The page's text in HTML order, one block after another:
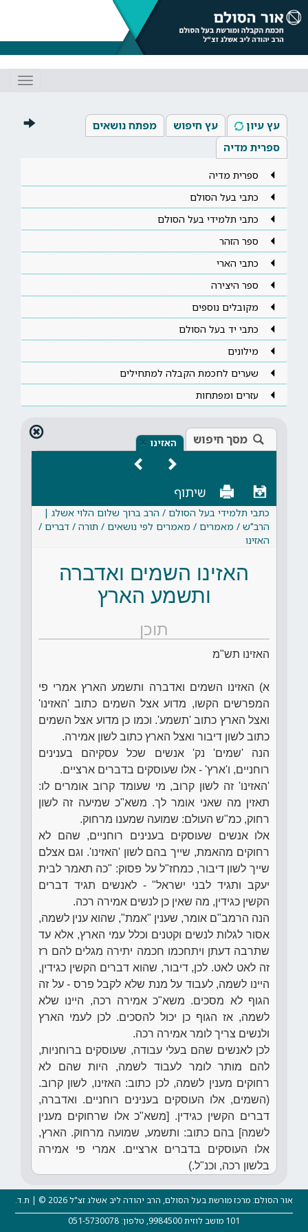
עץ עיון עץ חיפוש
מפתח נושאים
ספרית מדיה
ספרית מדיה
כתבי בעל הסולם
כתבי תלמידי בעל הסולם
ספר הזהר
כתבי הארי
ספר היצירה
מקובלים נוספים
כתבי יד בעל הסולם
מילונים
שערים לחכמת הקבלה למתחילים
עזרים ומפתחות
מסך חיפוש האזינו ×
שיתוף
כתבי תלמידי בעל הסולם / הרב ברוך שלום הלוי אשלג |
הרב"ש / מאמרים / מאמרים לפי נושאים / תורה / דברים /
האזינו
האזינו השמים ואדברה
ותשמע הארץ
תוכן
האזינו תש"מ
א) האזינו השמים ואדברה ותשמע הארץ אמרי פי
המפרשים הקשו, מדוע אצל השמים כתוב 'האזינו'
ואצל הארץ כתוב 'תשמע'. וכמו כן מדוע אצל השמים
כתוב לשון דיבור ואצל הארץ כתוב לשון אמירה.
הנה 'שמים' נק' אנשים שכל עסקיהם בענינים
רוחניים, ו'ארץ' - אלו שעוסקים בדברים ארציים.
'האזינו' זה לשון קרוב, מי שעומד קרוב אומרים לו:
תאזין מה שאני אומר לך. משא"כ שמיעה זה לשון
רחוק, כמ"ש העולם: שמועה שמענו מרחוק.
אלו אנשים שעוסקים בענינים רוחניים, שהם לא
רחוקים מהאמת, שייך בהם לשון 'האזינו'. וגם אצלם
שייך לשון דיבור, כמחז"ל על פסוק: "כה תאמר לבית
יעקב ותגיד לבני ישראל" - לאנשים תגיד דברים
הקשין כגידין, מה שאין כן לנשים אמירה רכה.
הנה הרמב"ם אומר, שענין "אמת", שהוא ענין לשמה,
אסור לגלות לנשים וקטנים וכלל עמי הארץ, אלא עד
שתרבה דעתן ויתחכמו חכמה יתירה מגלים להם רז
זה לאט לאט. לכן, דיבור, שהוא דברים הקשין כגידין,
היינו לשמה, לעבוד על מנת שלא לקבל פרס - על זה
הגוף לא מסכים. משא"כ אמירה רכה, היינו שלא
לשמה, אז הגוף כן יכול להסכים. לכן לעמי הארץ
ולנשים צריך לומר אמירה רכה.
לכן לאנשים שהם בעלי עבודה, שעוסקים ברוחניות,
להם מותר לומר לעבוד לשמה, היות שהם לא
רחוקים מענין לשמה, לכן כתוב: האזינו, לשון קרוב.
(השמים, אלו העוסקים בענינים רוחניים. ואדברה,
דברים הקשין כגידין. [משא"כ אלו שרחוקים מענין
לשמה] בהם כתוב: ותשמע, שמועה מרחוק. הארץ,
אלו העוסקים בדברים ארציים. אמרי פי אמירה
בלשון רכה, וכנ"ל.)
אור הסולם: מרכז מורשת בעל הסולם, הרב יהודה ליב אשלג זצ"ל 2026 © | ת.ד.
101 מושב לוזית 9984500, טלפון: 051-5730078